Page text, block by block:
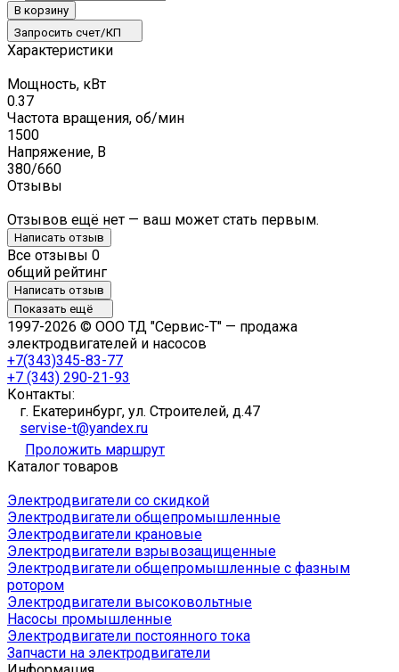
В корзину
Запросить счет/КП
Характеристики
Мощность, кВт
0.37
Частота вращения, об/мин
1500
Напряжение, В
380/660
Отзывы
Отзывов ещё нет — ваш может стать первым.
Написать отзыв
Все отзывы 0
общий рейтинг
Написать отзыв
Показать ещё
1997-2026 © ООО ТД "Сервис-Т" — продажа
электродвигателей и насосов
+7(343)345-83-77
+7 (343) 290-21-93
Контакты:
г. Екатеринбург, ул. Строителей, д.47
servise-t@yandex.ru
Проложить маршрут
Каталог товаров
Электродвигатели со скидкой
Электродвигатели общепромышленные
Электродвигатели крановые
Электродвигатели взрывозащищенные
Электродвигатели общепромышленные с фазным
ротором
Электродвигатели высоковольтные
Насосы промышленные
Электродвигатели постоянного тока
Запчасти на электродвигатели